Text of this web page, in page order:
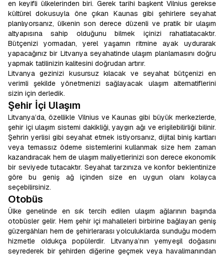
en keyifli ülkelerinden biri. Gerek tarihi başkent Vilnius gerekse
kültürel dokusuyla öne çıkan Kaunas gibi şehirlere seyahat
planlıyorsanız, ülkenin son derece düzenli ve pratik bir ulaşım
altyapısına sahip olduğunu bilmek içinizi rahatlatacaktır.
Bütçenizi yormadan, yerel yaşamın ritmine ayak uydurarak
yapacağınız bir Litvanya seyahatinde ulaşım planlamasını doğru
yapmak tatilinizin kalitesini doğrudan artırır.
Litvanya gezinizi kusursuz kılacak ve seyahat bütçenizi en
verimli şekilde yönetmenizi sağlayacak ulaşım alternatiflerini
sizin için derledik.
Şehir İçi Ulaşım
Litvanya’da, özellikle Vilnius ve Kaunas gibi büyük merkezlerde,
şehir içi ulaşım sistemi dakikliği, yaygın ağı ve erişilebilirliği bilinir.
Şehrin yerlisi gibi seyahat etmek istiyorsanız, dijital biniş kartları
veya temassız ödeme sistemlerini kullanmak size hem zaman
kazandıracak hem de ulaşım maliyetlerinizi son derece ekonomik
bir seviyede tutacaktır. Seyahat tarzınıza ve konfor beklentinize
göre bu geniş ağ içinden size en uygun olanı kolayca
seçebilirsiniz.
Otobüs
Ülke genelinde en sık tercih edilen ulaşım ağlarının başında
otobüsler gelir. Hem şehir içi mahalleleri birbirine bağlayan geniş
güzergâhları hem de şehirlerarası yolculuklarda sunduğu modern
hizmetle oldukça popülerdir. Litvanya’nın yemyeşil doğasını
seyrederek bir şehirden diğerine geçmek veya havalimanından